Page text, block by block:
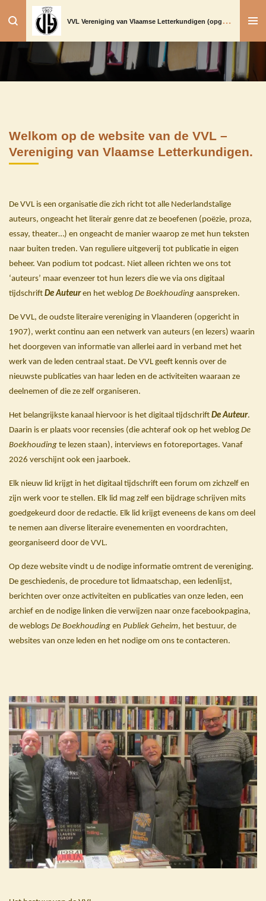
direct
naar
V
VL Vereniging van Vlaamse Letterkundigen (opgericht in 1907)
Welkom op de website van de VVL –
Vereniging van Vlaamse Letterkundigen.
De VVL is een organisatie die zich richt tot alle Nederlandstalige
auteurs, ongeacht het literair genre dat ze beoefenen (poëzie, proza,
essay, theater…) en ongeacht de manier waarop ze met hun teksten
naar buiten treden. Van reguliere uitgeverij tot publicatie in eigen
beheer. Van podium tot podcast. Niet alleen richten we ons tot
‘auteurs’ maar evenzeer tot hun lezers die we via ons digitaal
tijdschrift De Auteuren het weblog De Boekhouding aanspreken.
De VVL, de oudste literaire vereniging in Vlaanderen (opgericht in
1907), werkt continu aan een netwerk van auteurs (en lezers) waarin
het doorgeven van informatie van allerlei aard in verband met het
werk van de leden centraal staat. De VVL geeft kennis over de
nieuwste publicaties van haar leden en de activiteiten waaraan ze
deelnemen of die ze zelf organiseren.
Het belangrijkste kanaal hiervoor is het digitaal tijdschrift De Auteur.
Daarin is er plaats voor recensies (die achteraf ook op het weblog De
Boekhouding te lezen staan), interviews en fotoreportages. Vanaf
2026 verschijnt ook een jaarboek.
Elk nieuw lid krijgt in het digitaal tijdschrift een forum om zichzelf en
zijn werk voor te stellen. Elk lid mag zelf een bijdrage schrijven mits
goedgekeurd door de redactie. Elk lid krijgt eveneens de kans om deel
te nemen aan diverse literaire evenementen en voordrachten,
georganiseerd door de VVL.
Op deze website vindt u de nodige informatie omtrent de vereniging.
De geschiedenis, de procedure tot lidmaatschap, een ledenlijst,
berichten over onze activiteiten en publicaties van onze leden, een
archief en de nodige linken die verwijzen naar onze facebookpagina,
de weblogs De Boekhouding en Publiek Geheim, het bestuur, de
websites van onze leden en het nodige om ons te contacteren.